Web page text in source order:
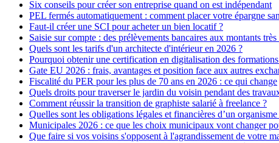
Six conseils pour créer son entreprise quand on est indépendant
PEL fermés automatiquement : comment placer votre épargne
Faut-il créer une SCI pour acheter un bien locatif ?
Saisie sur compte : des prélèvements bancaires aux montants très
Quels sont les tarifs d'un architecte d'intérieur en 2026 ?
Pourquoi obtenir une certification en digitalisation des
Gate EU 2026 : frais, avantages et position face aux autres
Fiscalité du PER pour les plus de 70 ans en 2026 : ce qui change
Quels droits pour traverser le jardin du voisin pendant des
Comment réussir la transition de graphiste salarié à freelance ?
Quelles sont les obligations légales et financières d’un
Municipales 2026 : ce que les choix municipaux vont changer
Que faire si vos voisins s'opposent à l'agrandissement de votre